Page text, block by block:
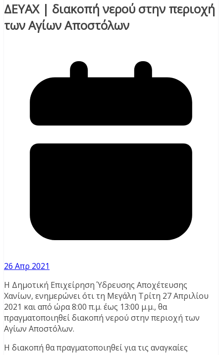
ΔΕΥΑΧ | διακοπή νερού στην περιοχή
των Αγίων Αποστόλων
26 Απρ 2021
Η Δημοτική Επιχείρηση Ύδρευσης Αποχέτευσης
Χανίων, ενημερώνει ότι τη Μεγάλη Τρίτη 27 Απριλίου
2021 και από ώρα 8:00 π.μ. έως 13:00 μ.μ., θα
πραγματοποιηθεί διακοπή νερού στην περιοχή των
Αγίων Αποστόλων.
Η διακοπή θα πραγματοποιηθεί για τις αναγκαίες